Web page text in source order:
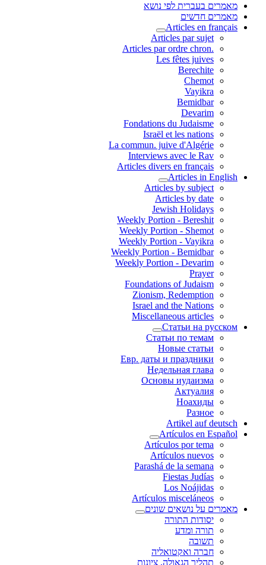
מאמרים בעברית לפי נושא
מאמרים חדשים
Articles en français
Articles par sujet
.Articles par ordre chron
Les fêtes juives
Berechite
Chemot
Vayikra
Bemidbar
Devarim
Fondations du Judaisme
Israël et les nations
La commun. juive d'Algérie
Interviews avec le Rav
Articles divers en français
Articles in English
Articles by subject
Articles by date
Jewish Holidays
Weekly Portion - Bereshit
Weekly Portion - Shemot
Weekly Portion - Vayikra
Weekly Portion - Bemidbar
Weekly Portion - Devarim
Prayer
Foundations of Judaism
Zionism, Redemption
Israel and the Nations
Miscellaneous articles
Статьи на русском
Статьи по темам
Новые статьи
Евр. даты и праздники
Недельная глава
Основы иудаизма
Актуалия
Ноахиды
Разное
Artikel auf deutsch
Artículos en Español
Artículos por tema
Artículos nuevos
Parashá de la semana
Fiestas Judías
Los Noájidas
Artículos misceláneos
מאמרים על נושאים שונים
יסודות התורה
תורה ומדע
תשובה
חברה ואקטואליה
תהליך הגאולה, ציונות